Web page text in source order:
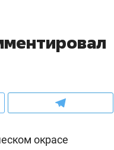
окрасе